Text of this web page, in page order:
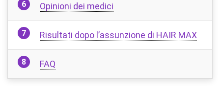
Opinioni dei medici
Risultati dopo l’assunzione di HAIR MAX
FAQ